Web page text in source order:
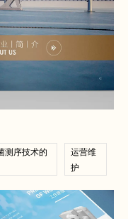
测序技术的
运营维
护